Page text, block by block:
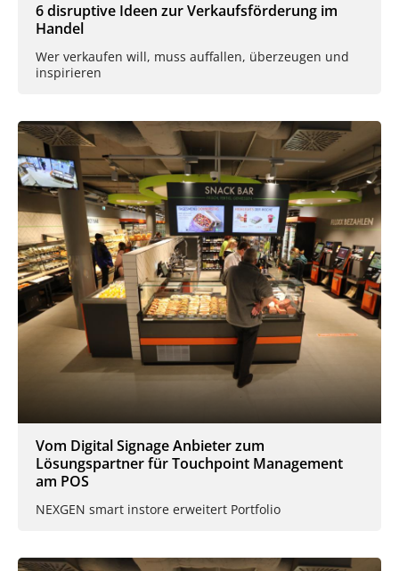
6 disruptive Ideen zur Verkaufsförderung im
Handel
Wer verkaufen will, muss auffallen, überzeugen und
inspirieren
Vom Digital Signage Anbieter zum
Lösungspartner für Touchpoint Management
am POS
NEXGEN smart instore erweitert Portfolio